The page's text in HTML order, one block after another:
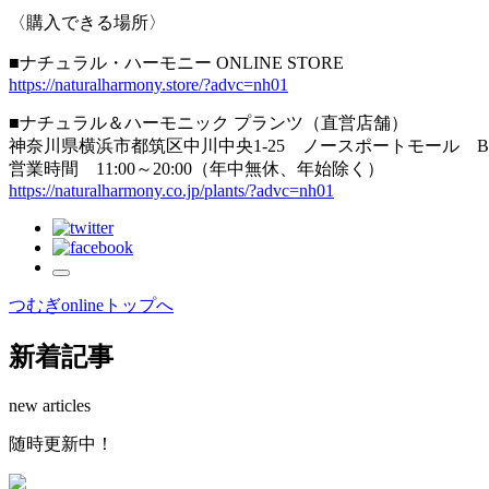
〈購入できる場所〉
■ナチュラル・ハーモニー ONLINE STORE
https://naturalharmony.store/?advc=nh01
■ナチュラル＆ハーモニック プランツ（直営店舗）
神奈川県横浜市都筑区中川中央1-25 ノースポートモール
営業時間 11:00～20:00（年中無休、年始除く）
https://naturalharmony.co.jp/plants/?advc=nh01
つむぎonlineトップへ
新着記事
new articles
随時更新中 ！